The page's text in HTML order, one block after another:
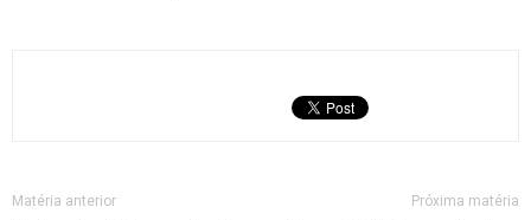
Matéria anterior Próxima matéria